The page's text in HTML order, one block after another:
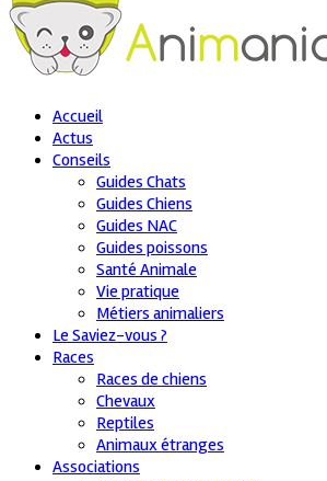
Accueil
Actus
Conseils
Guides Chats
Guides Chiens
Guides NAC
Guides poissons
Santé Animale
Vie pratique
Métiers animaliers
Le Saviez-vous ?
Races
Races de chiens
Chevaux
Reptiles
Animaux étranges
Associations